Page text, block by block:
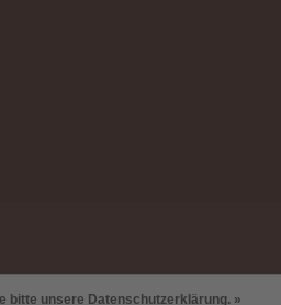
bitte unsere Datenschutzerklärung. »